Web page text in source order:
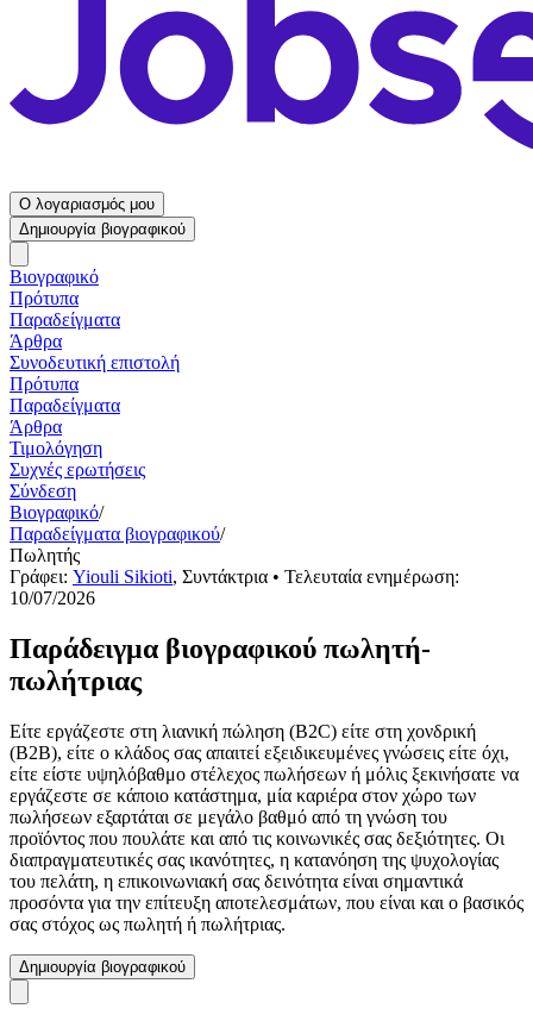
Ο λογαριασμός μου
Δημιουργία βιογραφικού
Βιογραφικό
Πρότυπα
Παραδείγματα
Άρθρα
Συνοδευτική επιστολή
Πρότυπα
Παραδείγματα
Άρθρα
Τιμολόγηση
Συχνές ερωτήσεις
Σύνδεση
Βιογραφικό/
Παραδείγματα βιογραφικού/
Πωλητής
Γράφει: Yiouli Sikioti, Συντάκτρια • Τελευταία ενημέρωση:
10/07/2026
Παράδειγμα βιογραφικού πωλητή-
πωλήτριας
Είτε εργάζεστε στη λιανική πώληση (B2C) είτε στη χονδρική
(B2B), είτε ο κλάδος σας απαιτεί εξειδικευμένες γνώσεις είτε όχι,
είτε είστε υψηλόβαθμο στέλεχος πωλήσεων ή μόλις ξεκινήσατε να
εργάζεστε σε κάποιο κατάστημα, μία καριέρα στον χώρο των
πωλήσεων εξαρτάται σε μεγάλο βαθμό από τη γνώση του
προϊόντος που πουλάτε και από τις κοινωνικές σας δεξιότητες. Οι
διαπραγματευτικές σας ικανότητες, η κατανόηση της ψυχολογίας
του πελάτη, η επικοινωνιακή σας δεινότητα είναι σημαντικά
προσόντα για την επίτευξη αποτελεσμάτων, που είναι και ο βασικός
σας στόχος ως πωλητή ή πωλήτριας.
Δημιουργία βιογραφικού